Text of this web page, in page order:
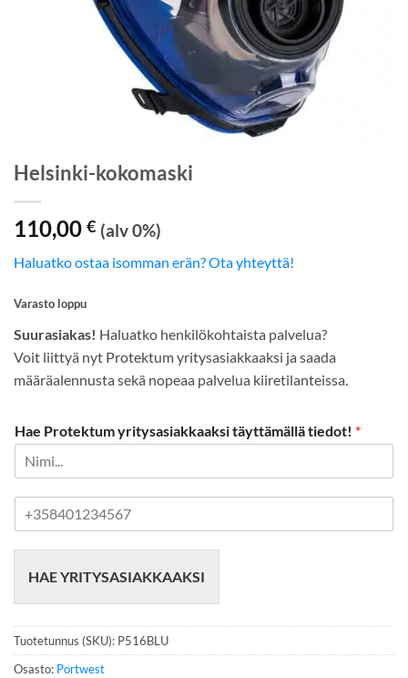
Helsinki-kokomaski
110,00 € (alv 0%)
Haluatko ostaa isomman erän? Ota yhteyttä!
Varasto loppu
Suurasiakas! Haluatko henkilökohtaista palvelua?
Voit liittyä nyt Protektum yritysasiakkaaksi ja saada
määräalennusta sekä nopeaa palvelua kiiretilanteissa.
Hae Protektum yritysasiakkaaksi täyttämällä tiedot! *
n
u
m
HAE YRITYSASIAKKAAKSI
Tuotetunnus (SKU): P516BLU
Osasto: Portwest